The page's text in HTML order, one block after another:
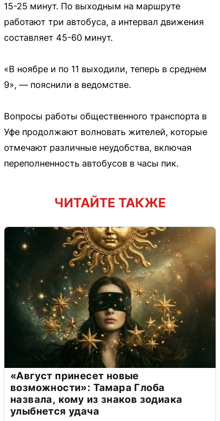
15-25 минут. По выходным на маршруте
работают три автобуса, а интервал движения
составляет 45-60 минут.
«В ноябре и по 11 выходили, теперь в среднем
9», — пояснили в ведомстве.
Вопросы работы общественного транспорта в
Уфе продолжают волновать жителей, которые
отмечают различные неудобства, включая
переполненность автобусов в часы пик.
ЧИТАЙТЕ ТАКЖЕ
«Август принесет новые
возможности»: Тамара Глоба
назвала, кому из знаков зодиака
улыбнется удача